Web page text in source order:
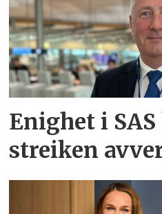
Enighet i
streiken